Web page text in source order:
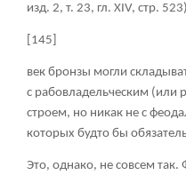
изд. 2, т. 23, гл. XIV, стр.
[145]
век бронзы могли
с рабовладельческим (или
строем, но никак не с
которых будто бы
Это, однако, не совсем так.